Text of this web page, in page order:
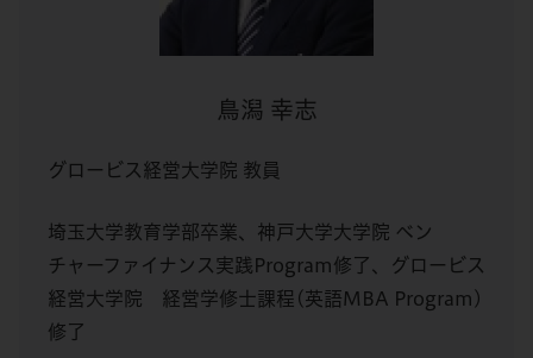
鳥潟 幸志
グロービス経営大学院 教員
埼玉大学教育学部卒業、神戸大学大学院 ベン
チャーファイナンス実践Program修了、グロービス
経営大学院 経営学修士課程(英語MBA Program)
修了